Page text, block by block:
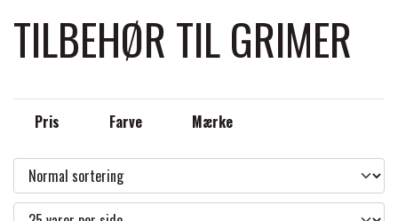
HEST
TRENSER & TILBEHØR
SADLER & TILBEHØR
RYTTER
TRØJER, BLUSER & T-SHIRTS
PLEJE & STALD
STRIGLER & TILBEHØR
TILBEHØR TIL GRIMER
Pris Farve Mærke